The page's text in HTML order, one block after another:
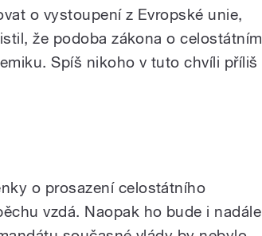
o vystoupení z Evropské unie,
že podoba zákona o celostátním
Spíš nikoho v tuto chvíli příliš
o prosazení celostátního
vzdá. Naopak ho bude i nadále